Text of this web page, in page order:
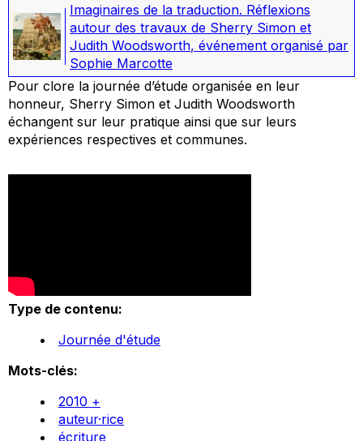
Imaginaires de la traduction. Réflexions
autour des travaux de Sherry Simon et
Judith Woodsworth, événement organisé par
Sophie Marcotte
Pour clore la journée d’étude organisée en leur
honneur, Sherry Simon et Judith Woodsworth
échangent sur leur pratique ainsi que sur leurs
expériences respectives et communes.
Type de contenu:
Journée d'étude
Mots-clés:
2010 +
auteur·rice
écriture